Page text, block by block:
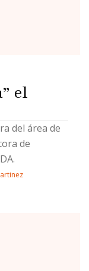
presiones
el
del área de
de